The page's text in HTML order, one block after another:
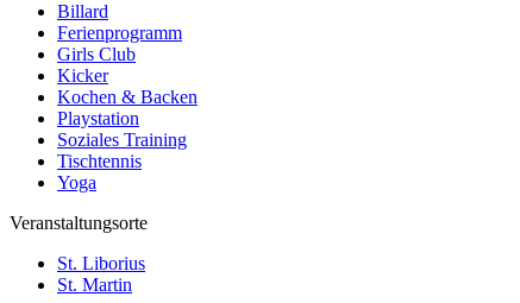
Billard
Ferienprogramm
Girls Club
Kicker
Kochen & Backen
Playstation
Soziales Training
Tischtennis
Yoga
Veranstaltungsorte
St. Liborius
St. Martin